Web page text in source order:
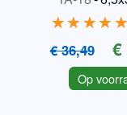
€ 36,49 €
Op